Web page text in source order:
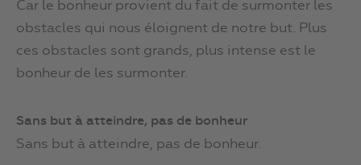
Car le bonheur provient du fait de surmonter les
obstacles qui nous éloignent de notre but. Plus
ces obstacles sont grands, plus intense est le
bonheur de les surmonter.
Sans but à atteindre, pas de bonheur
Sans but à atteindre, pas de bonheur.